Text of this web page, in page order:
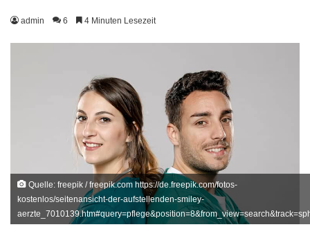
admin 6 4 Minuten Lesezeit
Quelle: freepik / freepik.com https://de.freepik.com/fotos-
kostenlos/seitenansicht-der-aufstellenden-smiley-